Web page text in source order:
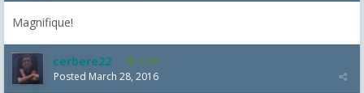
Magnifique!
cerbere22 4,385
Posted March 28, 2016